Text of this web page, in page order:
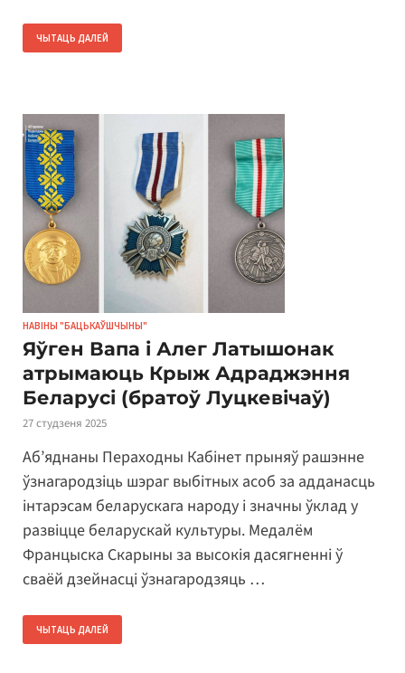
ЧЫТАЦЬ ДАЛЕЙ
НАВІНЫ "БАЦЬКАЎШЧЫНЫ"
Яўген Вапа і Алег Латышонак
атрымаюць Крыж Адраджэння
Беларусі (братоў Луцкевічаў)
27 студзеня 2025
Аб’яднаны Пераходны Кабінет прыняў рашэнне
ўзнагародзіць шэраг выбітных асоб за адданасць
інтарэсам беларускага народу і значны ўклад у
развіцце беларускай культуры. Медалём
Францыска Скарыны за высокія дасягненні ў
сваёй дзейнасці ўзнагародзяць …
ЧЫТАЦЬ ДАЛЕЙ